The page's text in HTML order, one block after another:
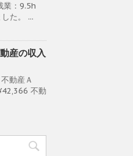
業：9.5h
た。 ...
産の収入
動産Ａ
不動